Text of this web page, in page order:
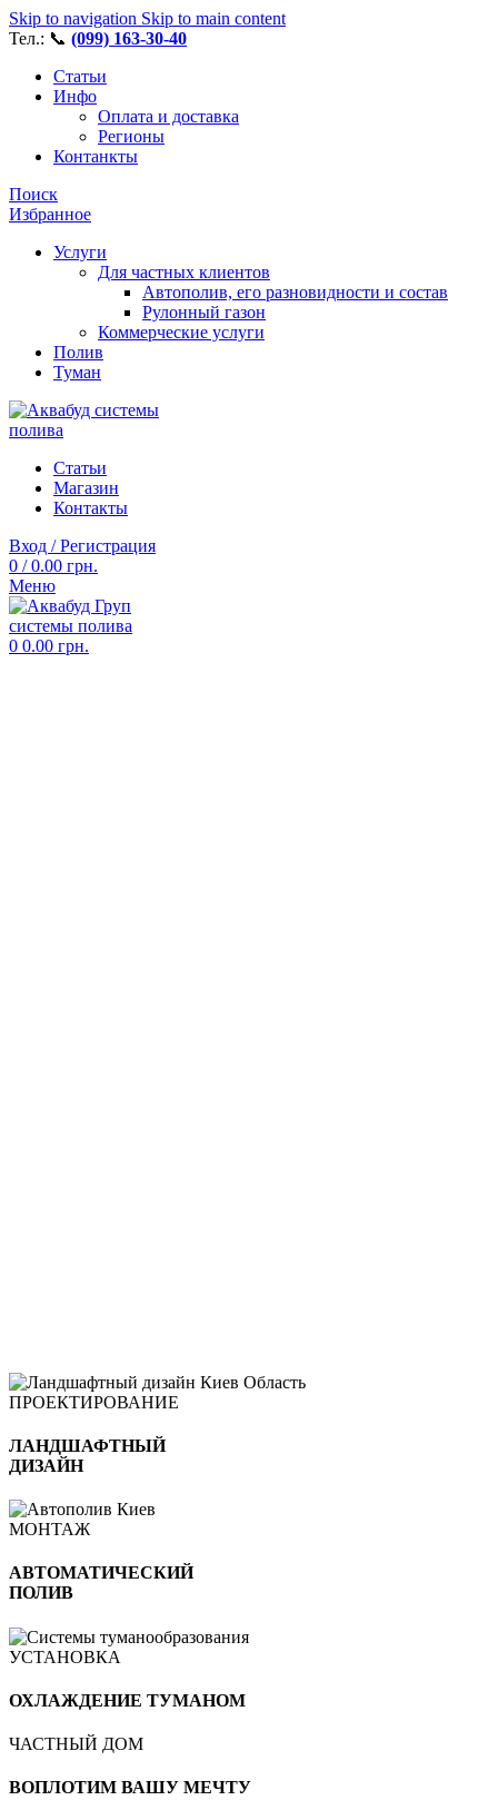
Skip to navigation Skip to main content
Тел.: 📞 (099) 163-30-40
Статьи
Инфо
Оплата и доставка
Регионы
Контанкты
Поиск
Избранное
Услуги
Для частных клиентов
Автополив, его разновидности и состав
Рулонный газон
Коммерческие услуги
Полив
Туман
Статьи
Магазин
Контакты
Вход / Регистрация
0 / 0.00 грн.
Меню
0 0.00 грн.
ПРОЕКТИРОВАНИЕ
ЛАНДШАФТНЫЙ
ДИЗАЙН
МОНТАЖ
АВТОМАТИЧЕСКИЙ
ПОЛИВ
УСТАНОВКА
ОХЛАЖДЕНИЕ ТУМАНОМ
ЧАСТНЫЙ ДОМ
ВОПЛОТИМ ВАШУ МЕЧТУ